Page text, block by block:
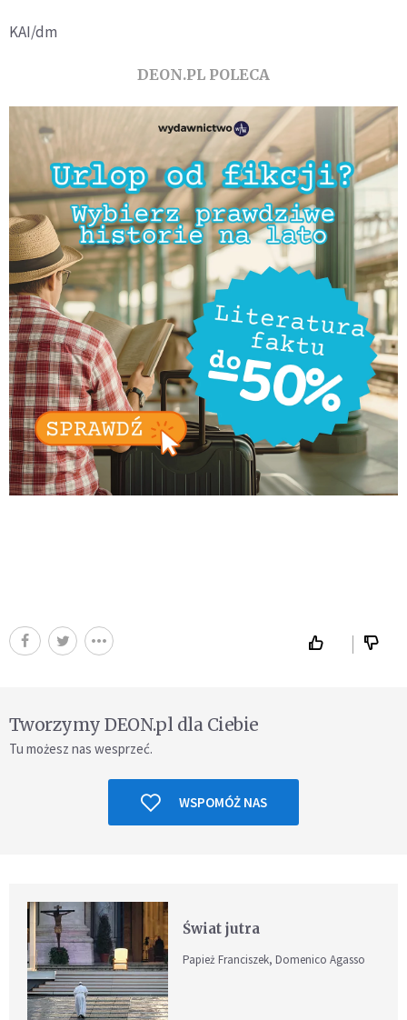
KAI/dm
DEON.PL POLECA
Tworzymy DEON.pl dla Ciebie
Tu możesz nas wesprzeć.
WSPOMÓŻ NAS
Świat jutra
Papież Franciszek, Domenico Agasso